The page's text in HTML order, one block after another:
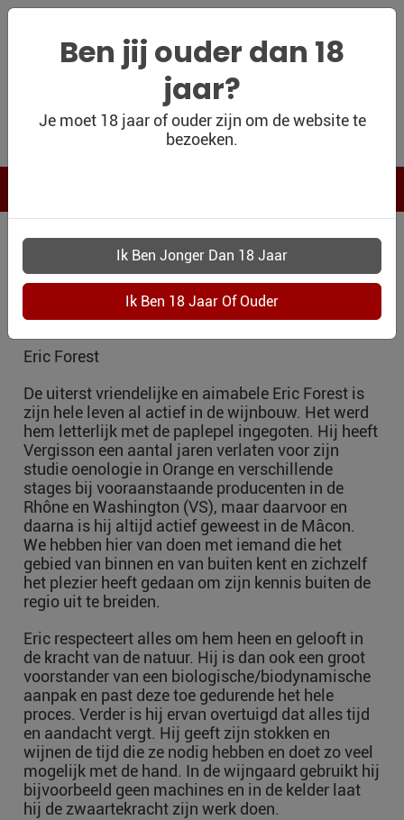
WIJNSHOP
WIJN BLOG
WIJN OUTLET
PERSOONLIJK-
WIJN-
KADOBON
Ben jij ouder dan 18
jaar?
Je moet 18 jaar of ouder zijn om de website te
bezoeken.
WIJNHUIS ERIC
FOREST
Eric Forest
De uiterst vriendelijke en aimabele Eric Forest is
zijn hele leven al actief in de wijnbouw. Het werd
hem letterlijk met de paplepel ingegoten. Hij heeft
Vergisson een aantal jaren verlaten voor zijn
studie oenologie in Orange en verschillende
stages bij vooraanstaande producenten in de
Rhône en Washington (VS), maar daarvoor en
daarna is hij altijd actief geweest in de Mâcon.
We hebben hier van doen met iemand die het
gebied van binnen en van buiten kent en zichzelf
het plezier heeft gedaan om zijn kennis buiten de
regio uit te breiden.
Eric respecteert alles om hem heen en gelooft in
de kracht van de natuur. Hij is dan ook een groot
voorstander van een biologische/biodynamische
aanpak en past deze toe gedurende het hele
proces. Verder is hij ervan overtuigd dat alles tijd
en aandacht vergt. Hij geeft zijn stokken en
wijnen de tijd die ze nodig hebben en doet zo veel
mogelijk met de hand. In de wijngaard gebruikt hij
bijvoorbeeld geen machines en in de kelder laat
hij de zwaartekracht zijn werk doen.